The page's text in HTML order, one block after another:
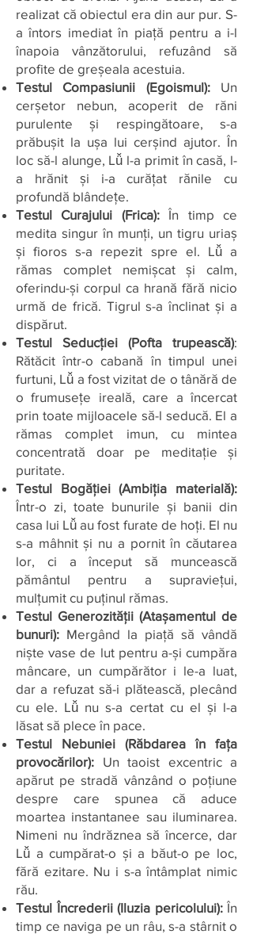
realizat că obiectul era din aur pur. S-
a întors imediat în piață pentru a i-l
înapoia vânzătorului, refuzând să
profite de greșeala acestuia.
Testul Compasiunii (Egoismul):Un
cerșetor nebun, acoperit de răni
purulente și respingătoare, s-a
prăbușit la ușa lui cerșind ajutor. În
loc să-l alunge, Lǚ l-a primit în casă, l-
a hrănit și i-a curățat rănile cu
profundă blândețe.
Testul Curajului (Frica):În timp ce
medita singur în munți, un tigru uriaș
și fioros s-a repezit spre el. Lǚ a
rămas complet nemișcat și calm,
oferindu-și corpul ca hrană fără nicio
urmă de frică. Tigrul s-a înclinat și a
dispărut.
Testul Seducției (Pofta trupească):
Rătăcit într-o cabană în timpul unei
furtuni, Lǚ a fost vizitat de o tânără de
o frumusețe ireală, care a încercat
prin toate mijloacele să-l seducă. El a
rămas complet imun, cu mintea
concentrată doar pe meditație și
puritate.
Testul Bogăției (Ambiția materială):
Într-o zi, toate bunurile și banii din
casa lui Lǚ au fost furate de hoți. El nu
s-a mâhnit și nu a pornit în căutarea
lor, ci a început să muncească
pământul pentru a supraviețui,
mulțumit cu puținul rămas.
Testul Generozității (Atașamentul de
bunuri): Mergând la piață să vândă
niște vase de lut pentru a-și cumpăra
mâncare, un cumpărător i le-a luat,
dar a refuzat să-i plătească, plecând
cu ele. Lǚ nu s-a certat cu el și l-a
lăsat să plece în pace.
Testul Nebuniei (Răbdarea în fața
provocărilor): Un taoist excentric a
apărut pe stradă vânzând o poțiune
despre care spunea că aduce
moartea instantanee sau iluminarea.
Nimeni nu îndrăznea să încerce, dar
Lǚ a cumpărat-o și a băut-o pe loc,
fără ezitare. Nu i s-a întâmplat nimic
rău.
Testul Încrederii (Iluzia pericolului): În
timp ce naviga pe un râu, s-a stârnit o